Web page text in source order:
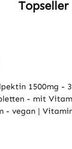
Topseller